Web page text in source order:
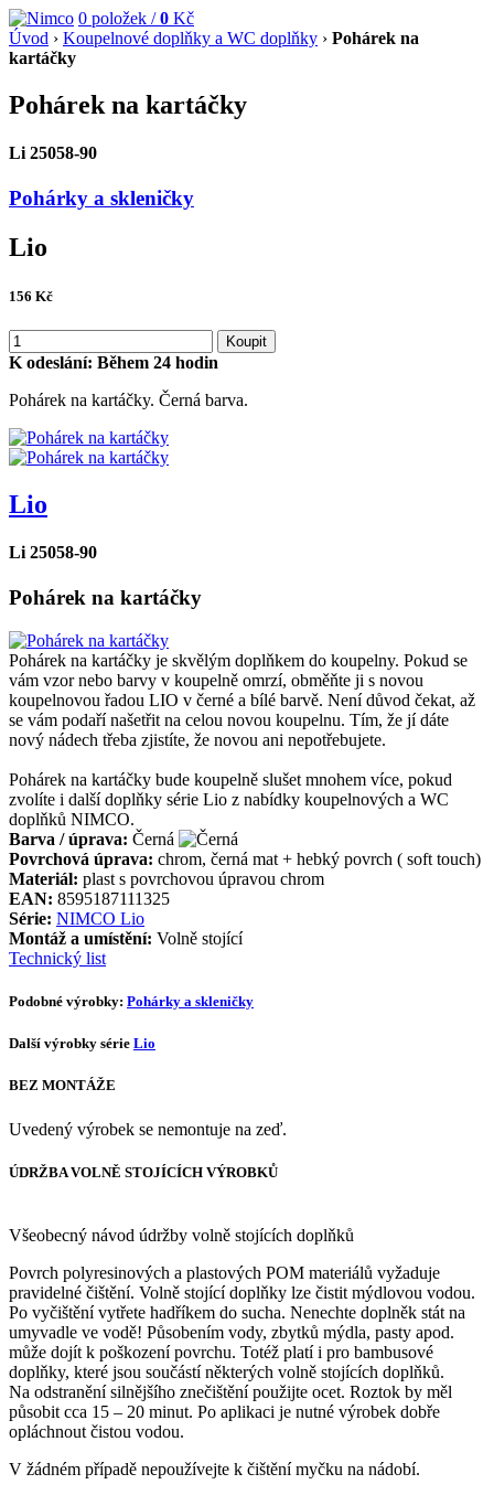
0 položek /0 Kč
Úvod › Koupelnové doplňky a WC doplňky › Pohárek na
kartáčky
Pohárek na kartáčky
Li 25058-90
Pohárky a skleničky
Lio
156 Kč
Koupit
K odeslání: Během 24 hodin
Pohárek na kartáčky. Černá barva.
Lio
Li 25058-90
Pohárek na kartáčky
Pohárek na kartáčky je skvělým doplňkem do koupelny. Pokud se
vám vzor nebo barvy v koupelně omrzí, obměňte ji s novou
koupelnovou řadou LIO v černé a bílé barvě. Není důvod čekat, až
se vám podaří našetřit na celou novou koupelnu. Tím, že jí dáte
nový nádech třeba zjistíte, že novou ani nepotřebujete.
Pohárek na kartáčky bude koupelně slušet mnohem více, pokud
zvolíte i další doplňky série Lio z nabídky koupelnových a WC
doplňků NIMCO.
Barva / úprava: Černá
Povrchová úprava: chrom, černá mat + hebký povrch ( soft touch)
Materiál: plast s povrchovou úpravou chrom
EAN: 8595187111325
Série: NIMCO Lio
Montáž a umístění: Volně stojící
Technický list
Podobné výrobky: Pohárky a skleničky
Další výrobky série Lio
BEZ MONTÁŽE
Uvedený výrobek se nemontuje na zeď.
ÚDRŽBA VOLNĚ STOJÍCÍCH VÝROBKŮ
Všeobecný návod údržby volně stojících doplňků
Povrch polyresinových a plastových POM materiálů vyžaduje
pravidelné čištění. Volně stojící doplňky lze čistit mýdlovou vodou.
Po vyčištění vytřete hadříkem do sucha. Nenechte doplněk stát na
umyvadle ve vodě! Působením vody, zbytků mýdla, pasty apod.
může dojít k poškození povrchu. Totéž platí i pro bambusové
doplňky, které jsou součástí některých volně stojících doplňků.
Na odstranění silnějšího znečištění použijte ocet. Roztok by měl
působit cca 15 – 20 minut. Po aplikaci je nutné výrobek dobře
opláchnout čistou vodou.
V žádném případě nepoužívejte k čištění myčku na nádobí.